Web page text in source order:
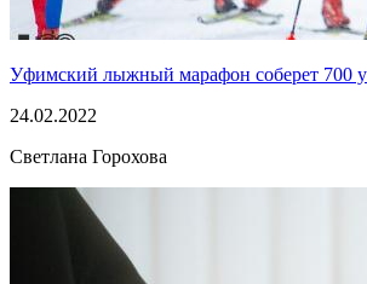
Уфимский лыжный марафон соберет 700
24.02.2022
Светлана Горохова